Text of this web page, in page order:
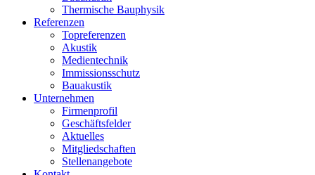
Thermische Bauphysik
Referenzen
Topreferenzen
Akustik
Medientechnik
Immissionsschutz
Bauakustik
Unternehmen
Firmenprofil
Geschäftsfelder
Aktuelles
Mitgliedschaften
Stellenangebote